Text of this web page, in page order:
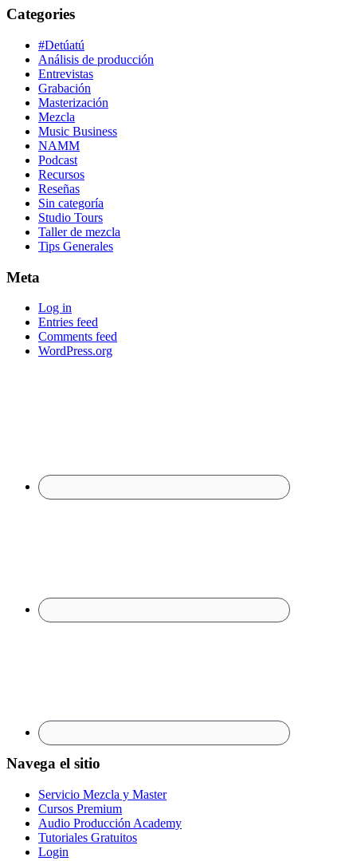
Categories
#Detúatú
Análisis de producción
Entrevistas
Grabación
Masterización
Mezcla
Music Business
NAMM
Podcast
Recursos
Reseñas
Sin categoría
Studio Tours
Taller de mezcla
Tips Generales
Meta
Log in
Entries feed
Comments feed
WordPress.org
Navega el sitio
Servicio Mezcla y Master
Cursos Premium
Audio Producción Academy
Tutoriales Gratuitos
Login